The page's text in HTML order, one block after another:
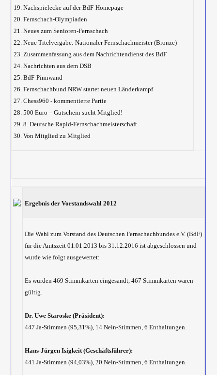
19. Nachspielecke auf der BdF-Homepage
20. Fernschach-Olympiaden
21. Neues zum Senioren-Fernschach
22. Neue Titelvergabe: Nationaler Fernschachmeister (Bronze)
23. Zusammenfassung aus dem Nachrichtendienst des BdF
24. Nachrichten aus dem DSB
25. BdF-Pinnwand
26. Fernschachbund NRW startet neuen Länderkampf
27. Chess960 - kommentierte Partie
28. 500 Euro – Gutschein sucht Mitglied!
29. 8. Deutsche Rapid-Fernschachmeisterschaft
30. Von Mitglied zu Mitglied
Ergebnis der Vorstandswahl 2012
Die Wahl zum Vorstand des Deutschen Fernschachbundes e.V. (BdF)
für die Amtszeit 01.01.2013 bis 31.12.2016 ist abgeschlossen und
wurde wie folgt ausgewertet:
Es wurden 469 Stimmkarten eingesandt, 467 Stimmkarten waren
gültig.
Dr. Uwe Staroske (Präsident):
447 Ja-Stimmen (95,31%), 14 Nein-Stimmen, 6 Enthaltungen.
Hans-Jürgen Isigkeit (Geschäftsführer):
441 Ja-Stimmen (94,03%), 20 Nein-Stimmen, 6 Enthaltungen.